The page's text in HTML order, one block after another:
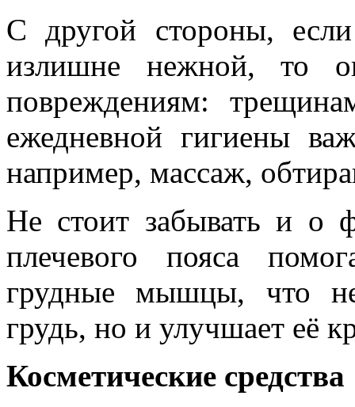
С другой стороны,
излишне нежной, то
повреждениям:
ежедневной гигиены
например, массаж,
Не стоит забывать и о
плечевого пояса
грудные мышцы, что не
грудь, но и улучшает её
Косметические средства